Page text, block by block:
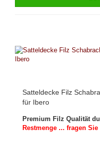
Satteldecke Filz
für Ibero
Premium Filz Qualität
Restmenge ... fragen Sie